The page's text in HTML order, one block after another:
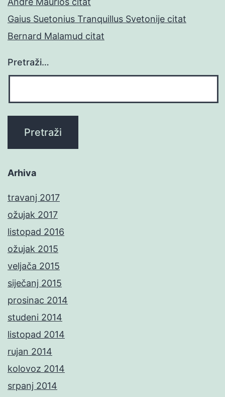
Gaius Suetonius Tranquillus Svetonije citat
Bernard Malamud citat
Pretraži…
Arhiva
travanj 2017
ožujak 2017
listopad 2016
ožujak 2015
veljača 2015
siječanj 2015
prosinac 2014
studeni 2014
listopad 2014
rujan 2014
kolovoz 2014
srpanj 2014